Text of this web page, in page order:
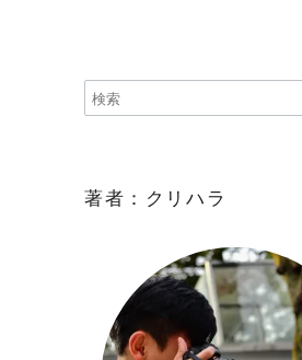
著者：クリハラ